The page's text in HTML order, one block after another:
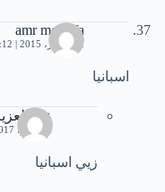
amr mostafa
12 أكتوبر، 2015 | 1:12 ص
اسبانيا
عبد
11 يوليو، 2017 | 3:53 م
زيي اسبانيا